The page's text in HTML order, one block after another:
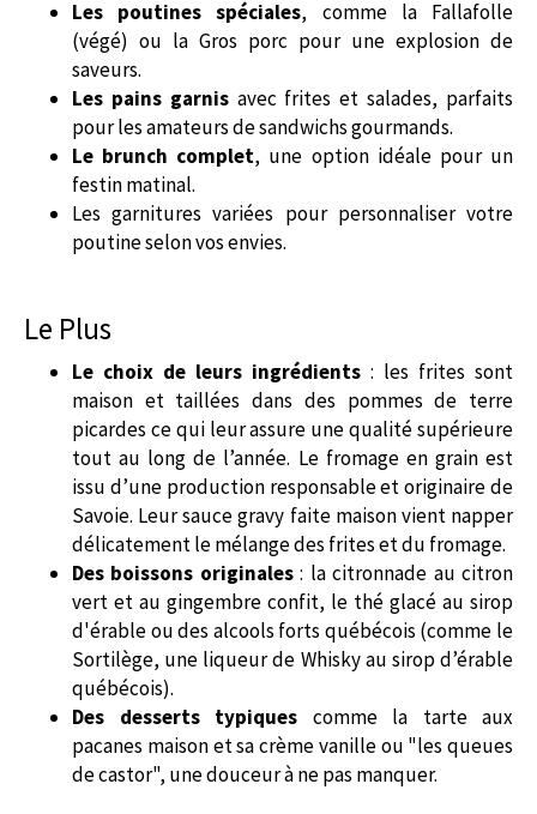
Les poutines spéciales, comme la Fallafolle
(végé) ou la Gros porc pour une explosion de
saveurs.
Les pains garnisavec frites et salades, parfaits
pour les amateurs de sandwichs gourmands.
Le brunch complet, une option idéale pour un
festin matinal.
Les garnitures variées pour personnaliser votre
poutine selon vos envies.
Le Plus
Le choix de leurs ingrédients : les frites sont
maison et taillées dans des pommes de terre
picardes ce qui leur assure une qualité supérieure
tout au long de l’année. Le fromage en grain est
issu d’une production responsable et originaire de
Savoie. Leur sauce gravy faite maison vient napper
délicatement le mélange des frites et du fromage.
Des boissons originales: la citronnade au citron
vert et au gingembre confit, le thé glacé au sirop
d'érable ou des alcools forts québécois (comme le
Sortilège, une liqueur de Whisky au sirop d’érable
québécois).
Des desserts typiques comme la tarte aux
pacanes maison et sa crème vanille ou "les queues
de castor", une douceur à ne pas manquer.